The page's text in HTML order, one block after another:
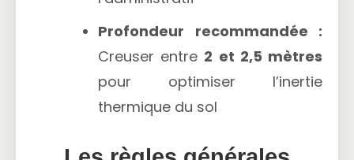
Profondeur recommandée :
Creuser entre 2 et 2,5 mètres
pour optimiser l’inertie
thermique du sol